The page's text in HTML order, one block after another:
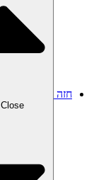
חזה
Close חזה